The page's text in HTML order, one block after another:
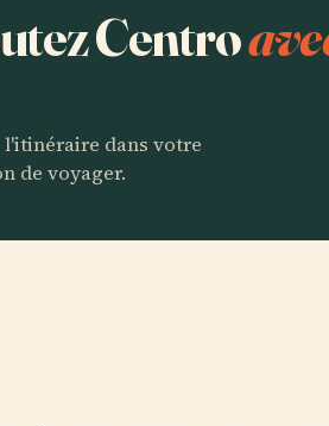
Centro
dans votre
de voyager.